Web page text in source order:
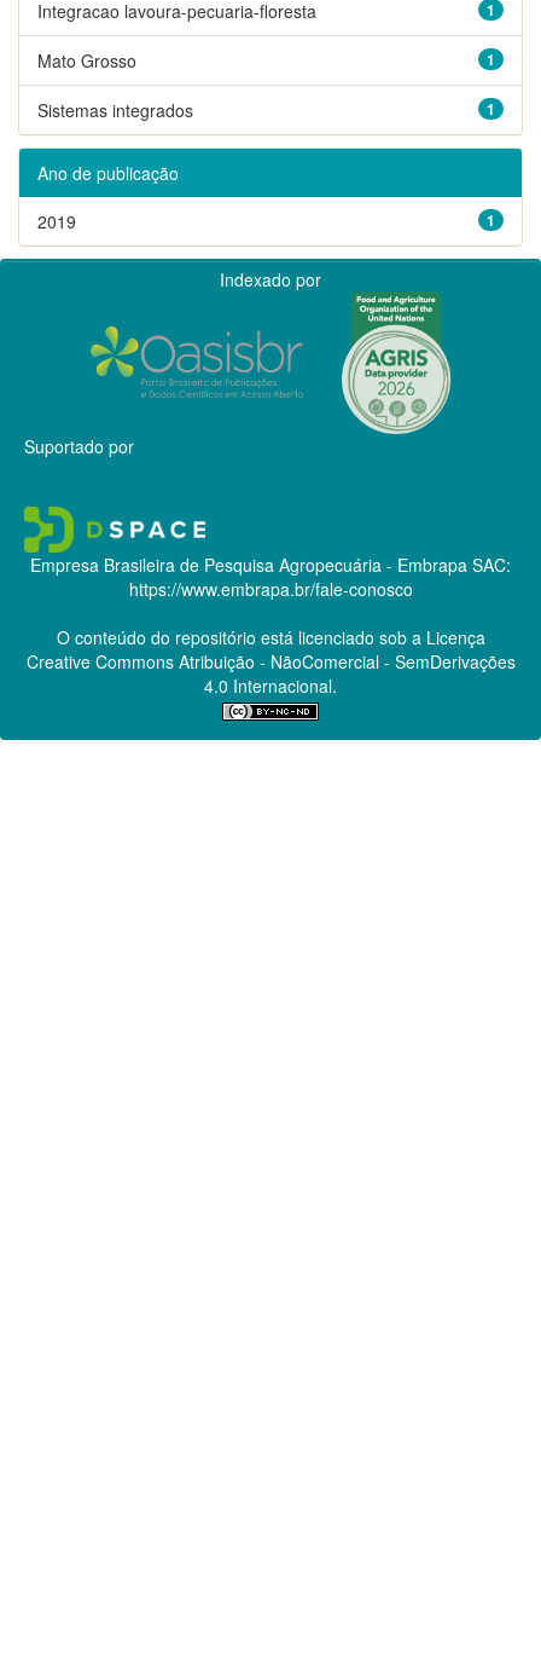
1
Integracao lavoura-pecuaria-floresta
1
Mato Grosso
1
Sistemas integrados
Ano de publicação
1
2019
Indexado por
Suportado por
Empresa Brasileira de Pesquisa Agropecuária - Embrapa SAC:
https://www.embrapa.br/fale-conosco
O conteúdo do repositório está licenciado sob a Licença
Creative CommonsAtribuição - NãoComercial - SemDerivações
4.0 Internacional.